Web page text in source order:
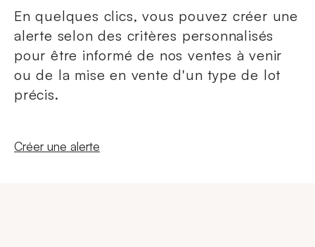
En quelques clics, vous pouvez créer une
alerte selon des critères personnalisés
pour être informé de nos ventes à venir
ou de la mise en vente d'un type de lot
précis.
Nouvelle fenêtre
Créer une alerte